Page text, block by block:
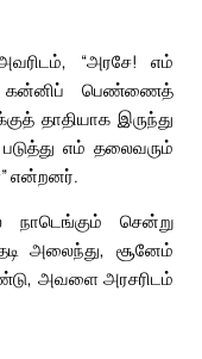
“அரசே! எம்
கன்னிப் பெண்ணைத்
தாதியாக இருந்து
எம் தலைவரும்
என்றனர்.
சென்று
அலைந்து, சூனேம்
அவளை அரசரிடம்